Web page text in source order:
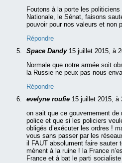
Foutons à la porte les
Nationale, le Sénat, faisons
pouvoir pour nos valeurs et non
Répondre
Space Dandy 15 juillet 2015, à
Normale que notre armée soit
la Russie ne peux pas nous
Répondre
evelyne roufie 15 juillet 2015, à
on sait que ce gouvernement de
police et que si les policiers
obligés d’exécuter les ordres !
vous sans passer par les
il FAUT absolument faire sauter
mènent à la ruine ! la France
France et à bat le parti